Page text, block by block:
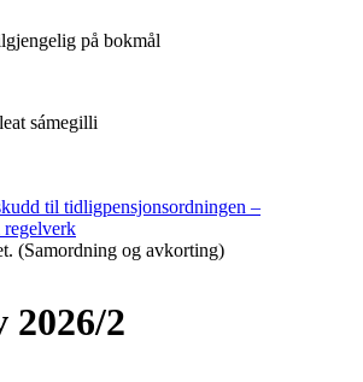
på bokmål
sámegilli
til tidligpensjonsordningen –
regelverk
(Samordning og avkorting)
2